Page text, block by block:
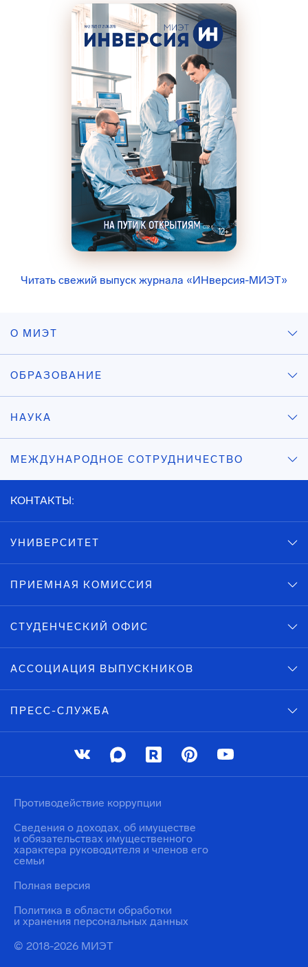
Читать свежий выпуск журнала «ИНверсия-МИЭТ»
О МИЭТ
ОБРАЗОВАНИЕ
НАУКА
МЕЖДУНАРОДНОЕ СОТРУДНИЧЕСТВО
КОНТАКТЫ:
УНИВЕРСИТЕТ
ПРИЕМНАЯ КОМИССИЯ
СТУДЕНЧЕСКИЙ ОФИС
АССОЦИАЦИЯ ВЫПУСКНИКОВ
ПРЕСС-СЛУЖБА
© 2018-2026 МИЭТ
Политика в области обработки
и хранения персональных данных
Противодействие коррупции
Сведения о доходах, об имуществе
и обязательствах имущественного
характера руководителя и членов его
семьи
Полная версия